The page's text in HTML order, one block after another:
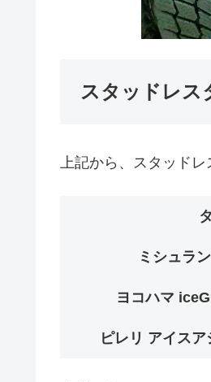
スタッドレス
上記から、スタッド
ミシュラ
ヨコハマ
ピレリ アイス